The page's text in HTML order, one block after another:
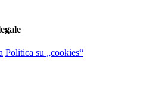
Politica su „cookies“